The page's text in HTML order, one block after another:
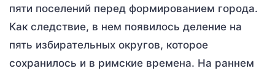
пяти поселений перед формированием города.
Как следствие, в нем появилось деление на
пять избирательных округов, которое
сохранилось и в римские времена. На раннем